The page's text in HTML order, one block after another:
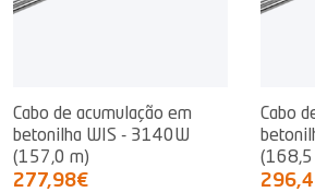
Cabo de acumulação em
betonilha WIS - 3140W
(157,0 m)
277,98€
Cabo
(168,5